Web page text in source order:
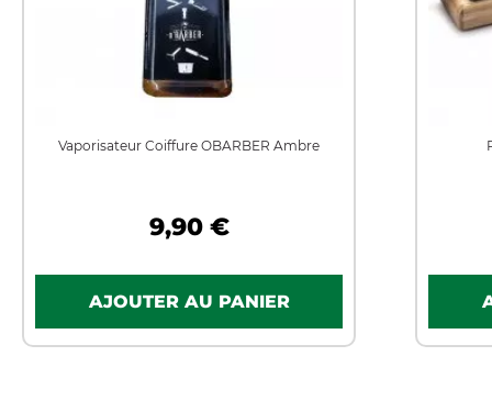
Vaporisateur Coiffure OBARBER Ambre
9,90 €